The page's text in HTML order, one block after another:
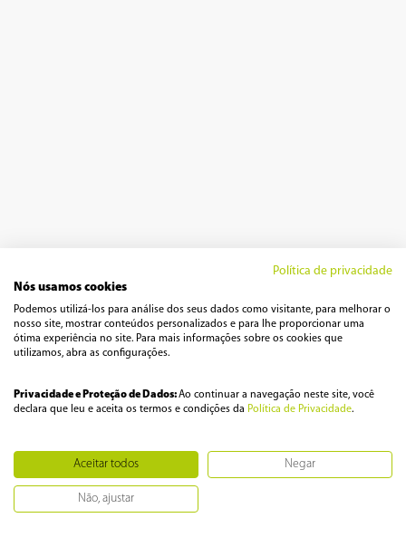
220V
Política de privacidade
Nós usamos cookies
Podemos utilizá-los para análise dos seus dados como visitante, para melhorar o
nosso site, mostrar conteúdos personalizados e para lhe proporcionar uma
ótima experiência no site. Para mais informações sobre os cookies que
utilizamos, abra as configurações.
Privacidade e Proteção de Dados:Ao continuar a navegação neste site, você
declara que leu e aceita os termos e condições da Política de Privacidade.
Aceitar todos Negar
Não, ajustar